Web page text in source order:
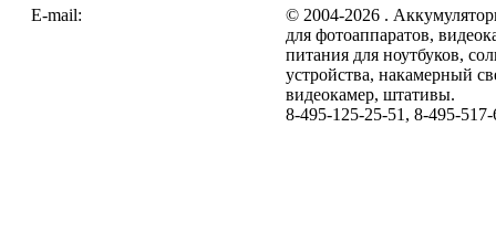
E-mail:
© 2004-2026 .
для фотоаппаратов,
питания для ноутбуков,
устройства, накамерный
видеокамер, штативы.
8-495-125-25-51, 8-495-